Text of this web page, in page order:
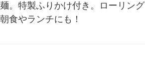
。特製ふりかけ付き。ローリング
食やランチにも！